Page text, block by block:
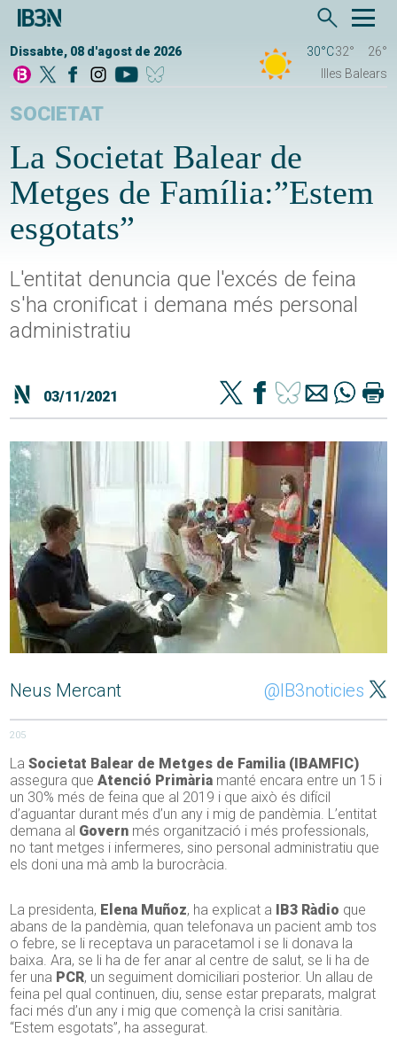
Dissabte, 08 d'agost de 2026 30°C32°
26°
Illes Balears
SOCIETAT
La Societat Balear de
Metges de Família:”Estem
esgotats”
L'entitat denuncia que l'excés de feina
s'ha cronificat i demana més personal
administratiu
03/11/2021
Neus Mercant @IB3noticies
205
LaSocietat Balear de Metges de Familia (IBAMFIC)
assegura queAtenció Primària manté encara entre un 15 i
un 30% més de feina que al 2019 i que això és difícil
d’aguantar durant més d’un any i mig de pandèmia. L’entitat
demana al Govern més organització i més professionals,
no tant metges i infermeres, sino personal administratiu que
els doni una mà amb la burocràcia.
La presidenta, Elena Muñoz, ha explicat a IB3 Ràdio que
abans de la pandèmia, quan telefonava un pacient amb tos
o febre, se li receptava un paracetamol i se li donava la
baixa. Ara, se li ha de fer anar al centre de salut, se li ha de
fer una PCR, un seguiment domiciliari posterior. Un allau de
feina pel qual continuen, diu, sense estar preparats, malgrat
faci més d’un any i mig que començà la crisi sanitària.
“Estem esgotats”, ha assegurat.